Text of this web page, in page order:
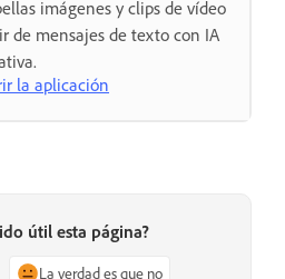
imágenes y clips de vídeo
de mensajes de texto con IA
la aplicación
útil esta página?
La verdad es que no